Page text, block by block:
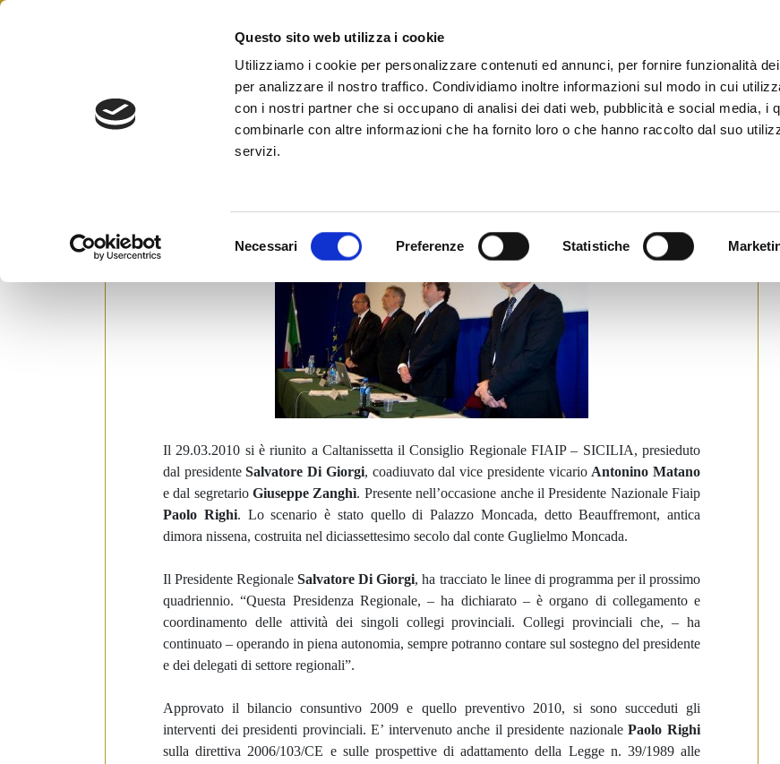
Questo sito web utilizza i cookie
Utilizziamo i cookie per personalizzare contenuti ed annunci, per fornire funzionalità
per analizzare il nostro traffico. Condividiamo inoltre informazioni sul modo in cui
con i nostri partner che si occupano di analisi dei dati web, pubblicità e social media, i
combinarle con altre informazioni che ha fornito loro o che hanno raccolto dal suo
servizi.
e
l
c
o
n
e
n
s
o
Necessari Preferenze Statistiche
Skip
Federazione Italiana Agenti Immobiliari Professionali
Consiglio Regionale a Caltanissetta
Il 29.03.2010 si è riunito a Caltanissetta il Consiglio Regionale FIAIP – SICILIA, presieduto
dal presidenteSalvatore Di Giorgi, coadiuvato dal vice presidente vicario Antonino Matano
e dal segretarioGiuseppe Zanghì. Presente nell’occasione anche il Presidente Nazionale Fiaip
Paolo Righi. Lo scenario è stato quello di Palazzo Moncada, detto Beauffremont, antica
dimora nissena, costruita nel diciassettesimo secolo dal conte Guglielmo Moncada.
Il Presidente RegionaleSalvatore Di Giorgi, ha tracciato le linee di programma per il prossimo
quadriennio. “Questa Presidenza Regionale, – ha dichiarato – è organo di collegamento e
coordinamento delle attività dei singoli collegi provinciali. Collegi provinciali che, – ha
continuato – operando in piena autonomia, sempre potranno contare sul sostegno del presidente
e dei delegati di settore regionali”.
Approvato il bilancio consuntivo 2009 e quello preventivo 2010, si sono succeduti gli
interventi dei presidenti provinciali. E’ intervenuto anche il presidente nazionalePaolo Righi
sulla direttiva 2006/103/CE e sulle prospettive di adattamento della Legge n. 39/1989 alle